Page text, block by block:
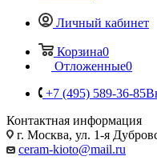
Личный кабинет
Корзина0
Отложенные0
+7 (495) 589-36-85
Контактная информация
г. Москва, ул. 1-я
ceram-kioto@mail.ru